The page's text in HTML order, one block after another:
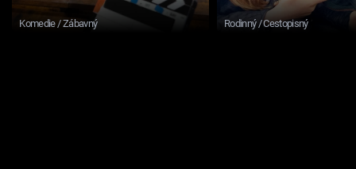
Komedie / Zábavný Rodinný / Cestopisný